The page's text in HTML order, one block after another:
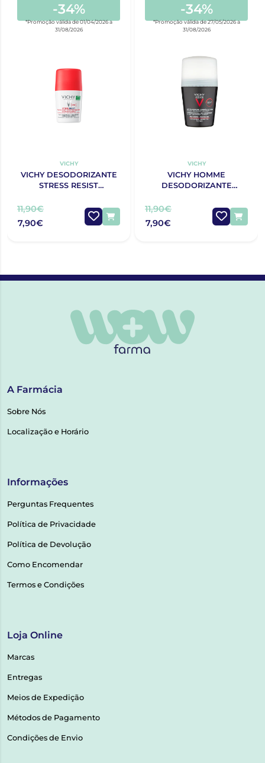
-34%
*Promoção válida de 01/04/2026 a
31/08/2026
VICHY
VICHY DESODORIZANTE
STRESS RESIST
ANTITRANSPIRANTE 72H
ROLL-ON 50ML
11,90€
7,90€
-34%
*Promoção válida de 27/05/2026 a
31/08/2026
VICHY
VICHY HOMME
DESODORIZANTE
CONTROLO EXTREMO
11,90€
7,90€
A Farmácia
Sobre Nós
Localização e Horário
Informações
Perguntas Frequentes
Política de Privacidade
Política de Devolução
Como Encomendar
Termos e Condições
Loja Online
Marcas
Entregas
Meios de Expedição
Métodos de Pagamento
Condições de Envio